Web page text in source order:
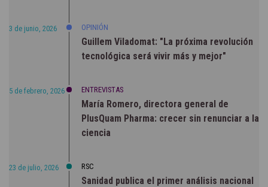
3 de junio, 2026 OPINIÓN
Guillem Viladomat: "La próxima revolución
tecnológica será vivir más y mejor"
5 de febrero, 2026 ENTREVISTAS
María Romero, directora general de
PlusQuam Pharma: crecer sin renunciar a la
ciencia
23 de julio, 2026 RSC
Sanidad publica el primer análisis nacional